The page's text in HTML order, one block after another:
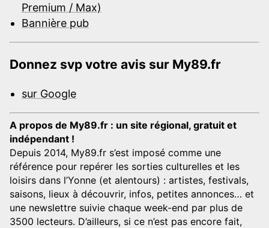
Premium / Max)
Bannière pub
Donnez svp votre avis sur My89.fr
sur Google
A propos de My89.fr : un site régional, gratuit et
indépendant !
Depuis 2014, My89.fr s’est imposé comme une
référence pour repérer les sorties culturelles et les
loisirs dans l’Yonne (et alentours) : artistes, festivals,
saisons, lieux à découvrir, infos, petites annonces… et
une newslettre suivie chaque week-end par plus de
3500 lecteurs. D’ailleurs, si ce n’est pas encore fait,